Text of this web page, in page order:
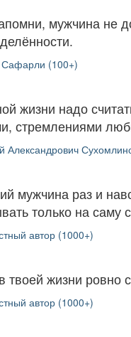
мужчина не
Сафарли (100+)
жизни надо
стремлениями
Александрович
мужчина раз и
только на саму
автор (1000+)
твоей жизни ровно
автор (1000+)